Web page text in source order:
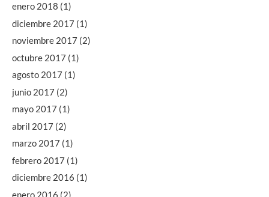
enero 2018 (1)
diciembre 2017 (1)
noviembre 2017 (2)
octubre 2017 (1)
agosto 2017 (1)
junio 2017 (2)
mayo 2017 (1)
abril 2017 (2)
marzo 2017 (1)
febrero 2017 (1)
diciembre 2016 (1)
enero 2016 (2)